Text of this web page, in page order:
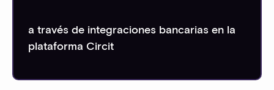
a través de integraciones bancarias en la
plataforma Circit